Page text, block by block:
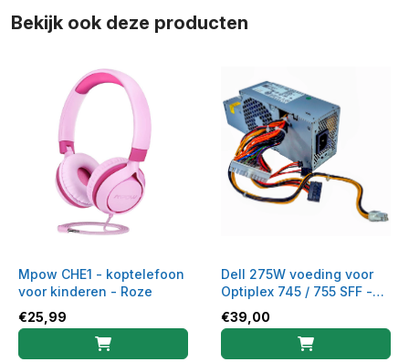
Bekijk ook deze producten
Mpow CHE1 - koptelefoon
voor kinderen - Roze
€25,99
Dell 275W voeding voor
Optiplex 745 / 755 SFF -
H275E-00 - 0FR619
€39,00